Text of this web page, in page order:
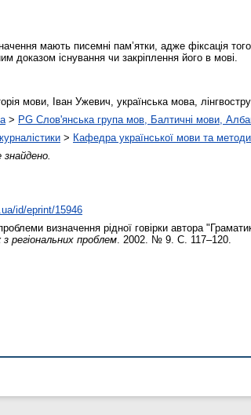
мають писемні пам’ятки, адже фіксація
доказом існування чи закріплення його в мові.
мови, Іван Ужевич, українська мова,
> PG Слов'янська група мов, Балтичні мови,
> Кафедра української мови та
id/eprint/15946
визначення рідної говірки автора
з регіональних проблем . 2002. № 9. С. 117–120.